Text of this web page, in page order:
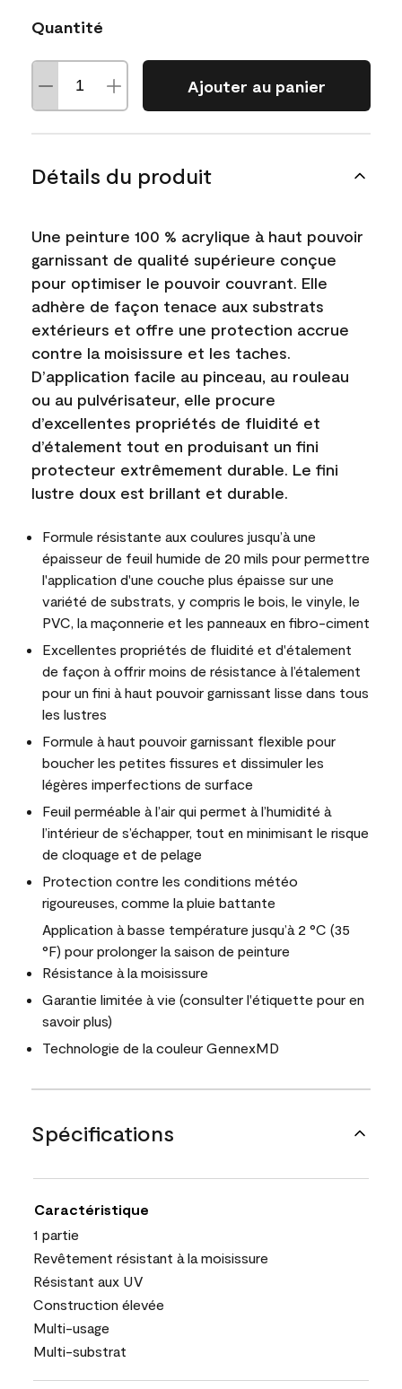
Quantité
Ajouter au panier
Détails du produit
Une peinture 100 % acrylique à haut pouvoir
garnissant de qualité supérieure conçue
pour optimiser le pouvoir couvrant. Elle
adhère de façon tenace aux substrats
extérieurs et offre une protection accrue
contre la moisissure et les taches.
D’application facile au pinceau, au rouleau
ou au pulvérisateur, elle procure
d’excellentes propriétés de fluidité et
d’étalement tout en produisant un fini
protecteur extrêmement durable. Le fini
lustre doux est brillant et durable.
Formule résistante aux coulures jusqu’à une
épaisseur de feuil humide de 20 mils pour permettre
l'application d'une couche plus épaisse sur une
variété de substrats, y compris le bois, le vinyle, le
PVC, la maçonnerie et les panneaux en fibro-ciment
Excellentes propriétés de fluidité et d'étalement
de façon à offrir moins de résistance à l’étalement
pour un fini à haut pouvoir garnissant lisse dans tous
les lustres
Formule à haut pouvoir garnissant flexible pour
boucher les petites fissures et dissimuler les
légères imperfections de surface
Feuil perméable à l’air qui permet à l’humidité à
l’intérieur de s’échapper, tout en minimisant le risque
de cloquage et de pelage
Protection contre les conditions météo
rigoureuses, comme la pluie battante
Application à basse température jusqu’à 2 °C (35
°F) pour prolonger la saison de peinture
Résistance à la moisissure
Garantie limitée à vie (consulter l'étiquette pour en
savoir plus)
Technologie de la couleur GennexMD
Spécifications
Caractéristique
1 partie
Revêtement résistant à la moisissure
Résistant aux UV
Construction élevée
Multi-usage
Multi-substrat